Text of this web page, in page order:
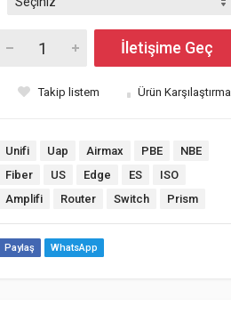
İletişime Geç
Takip listem Ürün Karşılaştırma
Unifi Uap Airmax PBE
NBE
Fiber
US Edge ES
ISO
Amplifi
Router Switch Prism
Paylaş WhatsApp